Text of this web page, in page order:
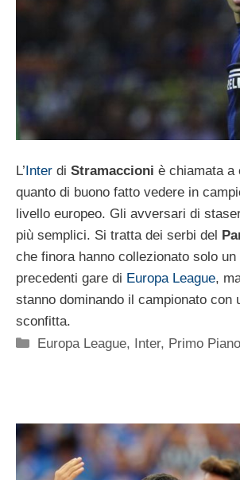
L’Inter di Stramaccioni è chiamata a
quanto di buono fatto vedere in
livello europeo. Gli avversari di
più semplici. Si tratta dei serbi del
che finora hanno collezionato solo un
precedenti gare di Europa League,
stanno dominando il campionato con
sconfitta.
Categorie
Europa League, Inter, Primo Piano